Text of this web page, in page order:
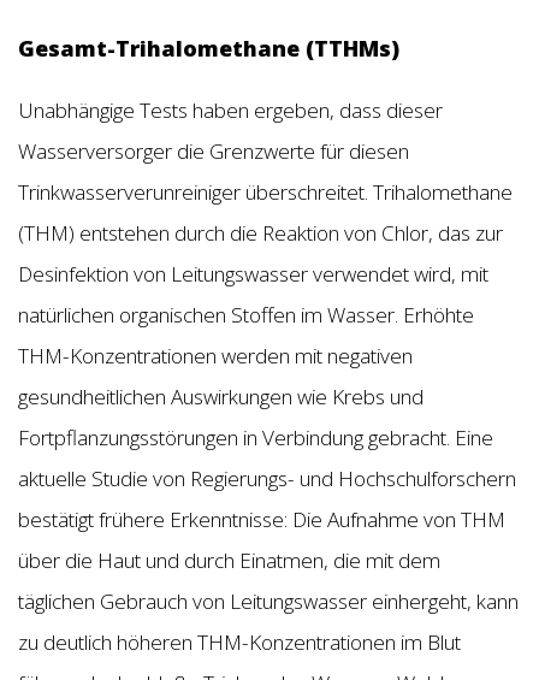
Gesamt-Trihalomethane (TTHMs)
Unabhängige Tests haben ergeben, dass dieser
Wasserversorger die Grenzwerte für diesen
Trinkwasserverunreiniger überschreitet. Trihalomethane
(THM) entstehen durch die Reaktion von Chlor, das zur
Desinfektion von Leitungswasser verwendet wird, mit
natürlichen organischen Stoffen im Wasser. Erhöhte
THM-Konzentrationen werden mit negativen
gesundheitlichen Auswirkungen wie Krebs und
Fortpflanzungsstörungen in Verbindung gebracht. Eine
aktuelle Studie von Regierungs- und Hochschulforschern
bestätigt frühere Erkenntnisse: Die Aufnahme von THM
über die Haut und durch Einatmen, die mit dem
täglichen Gebrauch von Leitungswasser einhergeht, kann
zu deutlich höheren THM-Konzentrationen im Blut